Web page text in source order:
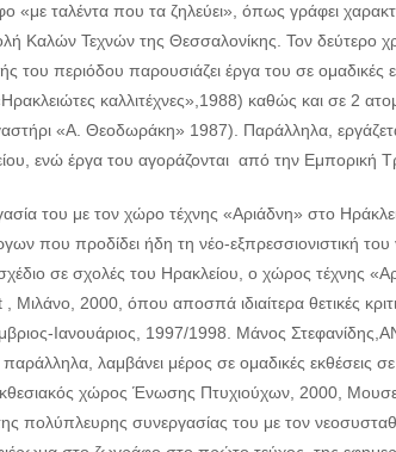
«με ταλέντα που τα ζηλεύει», όπως γράφει
Καλών Τεχνών της Θεσσαλονίκης. Τον δεύτερο
του περιόδου παρουσιάζει έργα του σε ομαδικές
καλλιτέχνες»,1988) καθώς και σε 2
«Α. Θεοδωράκη» 1987). Παράλληλα,
ενώ έργα του αγοράζονται από την Εμπορική
του με τον χώρο τέχνης «Αριάδνη» στο
που προδίδει ήδη τη νέο-εξπρεσσιονιστική
σε σχολές του Ηρακλείου, ο χώρος τέχνης
Μιλάνο, 2000, όπου αποσπά ιδιαίτερα θετικές
Ιανουάριος, 1997/1998. Μάνος
λαμβάνει μέρος σε ομαδικές εκθέσεις
χώρος Ένωσης Πτυχιούχων, 2000,
της πολύπλευρης συνεργασίας του με τον